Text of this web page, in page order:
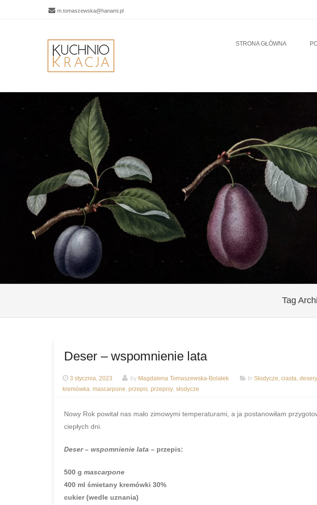
m.tomaszewska@hanami.pl
SKIP TO CONTENTSTRONA GŁÓWNA
Tag
Deser – wspomnienie lata
3 stycznia, 2023 by Magdalena Tomaszewska-Bolałek In Słodycze, ciasta, desery
kremówka, mascarpone, przepis, przepisy, słodycze
Nowy Rok powitał nas mało zimowymi temperaturami, a ja postanowiłam
ciepłych dni.
Deser – wspomnienie lata – przepis:
500 g mascarpone
400 ml śmietany kremówki 30%
cukier (wedle uznania)